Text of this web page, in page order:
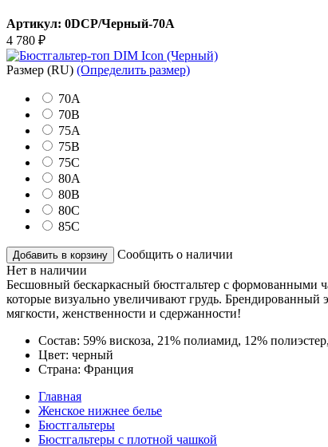
Артикул: 0DCP/Черный-70A
4 780 ₽
Размер (RU) (Определить размер)
70A
70B
75A
75B
75C
80A
80B
80C
85C
Добавить в корзину
Сообщить о наличии
Нет в наличии
Бесшовный бескаркасный бюстгальтер с формованными
которые визуально увеличивают грудь. Брендированный
мягкости, женственности и сдержанности!
Состав: 59% вискоза, 21% полиамид, 12%
Цвет: черный
Страна: Франция
Главная
Женское нижнее белье
Бюстгальтеры
Бюстгальтеры с плотной чашкой